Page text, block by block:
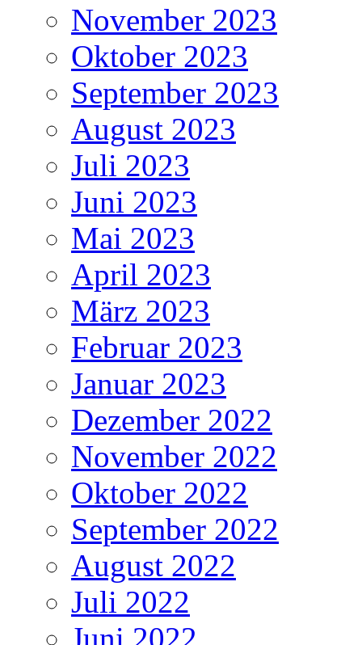
November 2023
Oktober 2023
September 2023
August 2023
Juli 2023
Juni 2023
Mai 2023
April 2023
März 2023
Februar 2023
Januar 2023
Dezember 2022
November 2022
Oktober 2022
September 2022
August 2022
Juli 2022